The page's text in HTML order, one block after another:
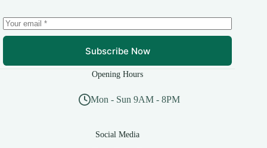
Subscribe Now
Opening Hours
Mon - Sun 9AM - 8PM
Social Media